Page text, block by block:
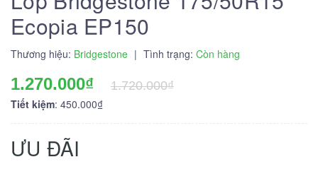
Ecopia EP150
Thương hiệu: Bridgestone | Tình trạng: Còn hàng
1.270.000₫
1.720.000₫
Tiết kiệm: 450.000₫
ƯU ĐÃI